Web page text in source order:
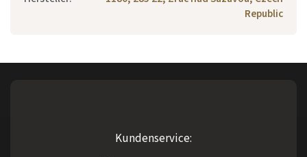
Republic
Kundenservice: